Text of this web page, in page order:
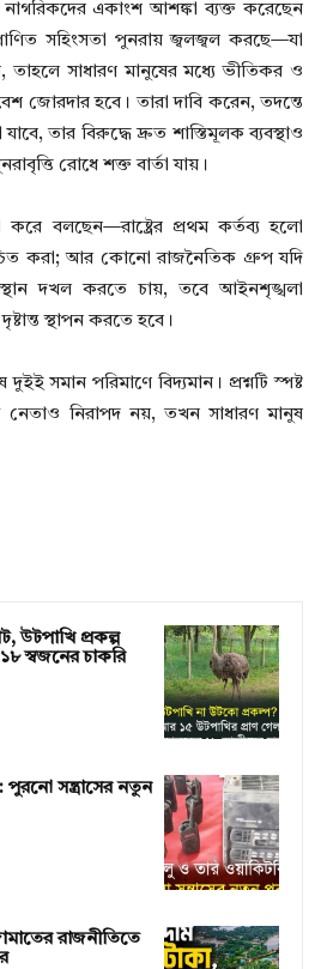
নাগরিকদের একাংশ আশঙ্কা ব্যক্ত করেছেন
সহিংসতা পুনরায় জ্বলজ্বল করছে—যা
তাহলে সাধারণ মানুষের মধ্যে ভীতিকর ও
জোরদার হবে। তারা দাবি করেন, তদন্তে
তার বিরুদ্ধে দ্রুত শাস্তিমূলক ব্যবস্থাও
রোধে শক্ত বার্তা যায়।
করে বলছেন—রাষ্ট্রের প্রথম কর্তব্য হলো
করা; আর কোনো রাজনৈতিক গ্রুপ যদি
স্থান দখল করতে চায়, তবে আইনশৃঙ্খলা
স্থাপন করতে হবে।
সমান পরিমাণে বিদ্যমান। প্রশ্নটি স্পষ্ট
নিরাপদ নয়, তখন সাধারণ মানুষ
উটপাখি প্রকল্প
স্বজনের চাকরি
সন্ত্রাসের নতুন
রাজনীতিতে